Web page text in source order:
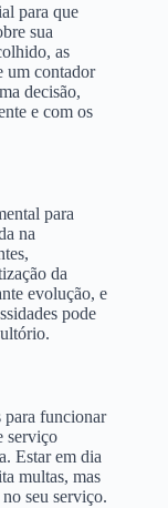
para que
sua
as
um contador
decisão,
e com os
para
na
da
evolução, e
pode
para funcionar
serviço
Estar em dia
multas, mas
seu serviço.